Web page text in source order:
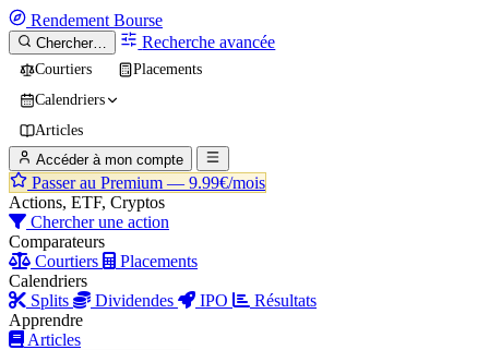
Rendement Bourse
Chercher… Recherche avancée
Courtiers
Placements
Calendriers
Articles
Accéder à mon compte
Passer au Premium — 9.99€/mois
Actions, ETF, Cryptos
Chercher une action
Comparateurs
Courtiers
Placements
Calendriers
Splits
Dividendes IPO
Résultats
Apprendre
Articles